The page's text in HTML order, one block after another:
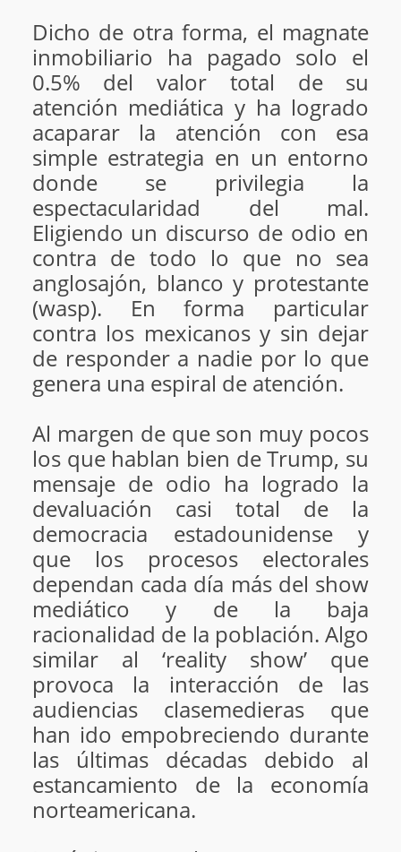
Dicho de otra forma, el magnate
inmobiliario ha pagado solo el
0.5% del valor total de su
atención mediática y ha logrado
acaparar la atención con esa
simple estrategia en un entorno
donde se privilegia la
espectacularidad del mal.
Eligiendo un discurso de odio en
contra de todo lo que no sea
anglosajón, blanco y protestante
(wasp). En forma particular
contra los mexicanos y sin dejar
de responder a nadie por lo que
genera una espiral de atención.
Al margen de que son muy pocos
los que hablan bien de Trump, su
mensaje de odio ha logrado la
devaluación casi total de la
democracia estadounidense y
que los procesos electorales
dependan cada día más del show
mediático y de la baja
racionalidad de la población. Algo
similar al ‘reality show’ que
provoca la interacción de las
audiencias clasemedieras que
han ido empobreciendo durante
las últimas décadas debido al
estancamiento de la economía
norteamericana.